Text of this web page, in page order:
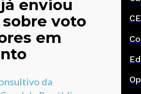
enviou
voto
em
da